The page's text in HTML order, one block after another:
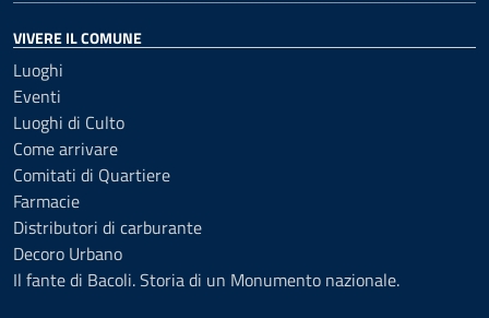
VIVERE IL COMUNE
Luoghi
Eventi
Luoghi di Culto
Come arrivare
Comitati di Quartiere
Farmacie
Distributori di carburante
Decoro Urbano
Il fante di Bacoli. Storia di un Monumento nazionale.